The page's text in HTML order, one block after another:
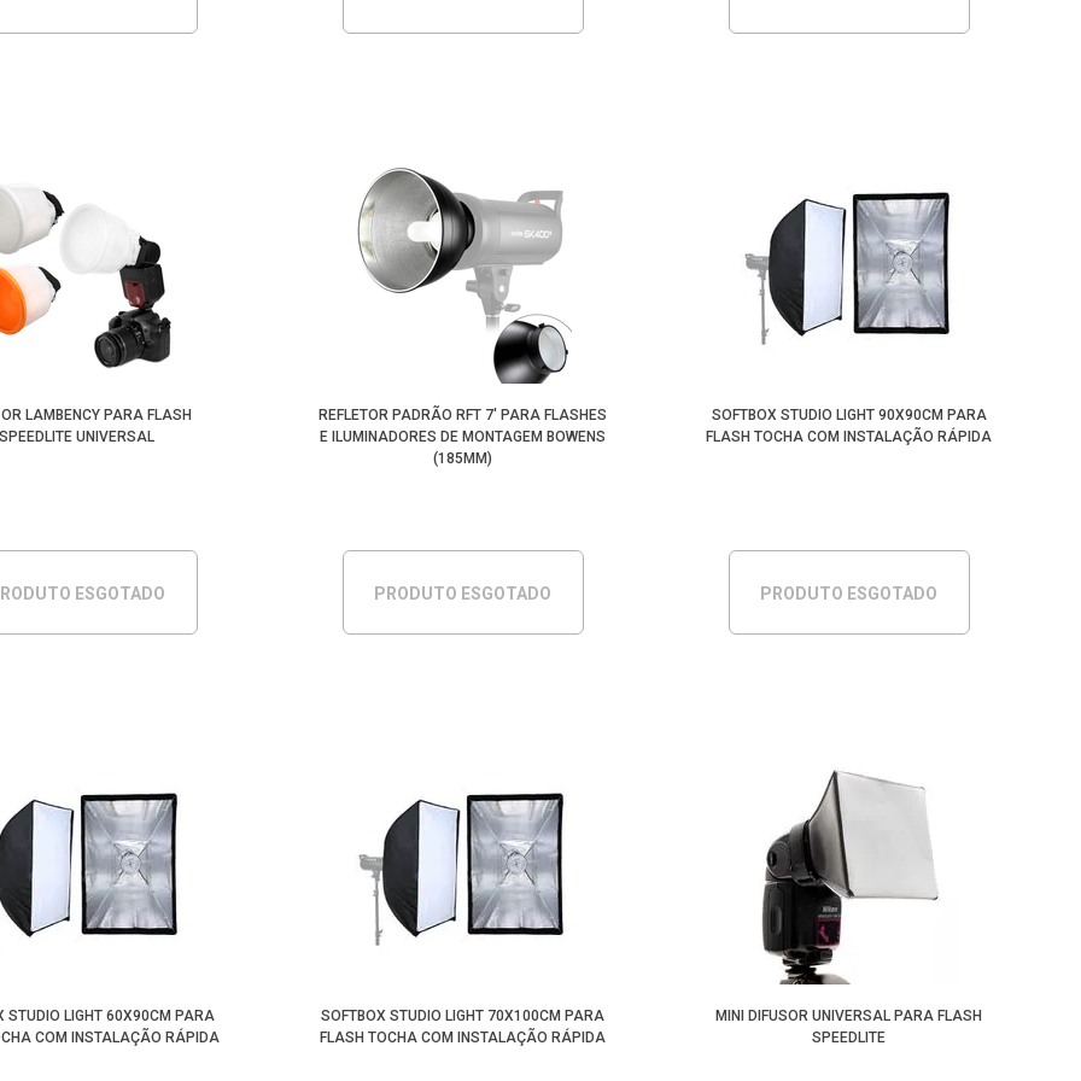
LAMBENCY PARA FLASH
SPEEDLITE UNIVERSAL
ESGOTADO
REFLETOR PADRÃO RFT 7' PARA FLASHES
E ILUMINADORES DE MONTAGEM BOWENS
(185MM)
PRODUTO ESGOTADO
SOFTBOX STUDIO LIGHT 90X90CM PARA
FLASH TOCHA COM INSTALAÇÃO RÁPIDA
PRODUTO ESGOTADO
STUDIO LIGHT 60X90CM PARA
COM INSTALAÇÃO RÁPIDA
SOFTBOX STUDIO LIGHT 70X100CM PARA
FLASH TOCHA COM INSTALAÇÃO RÁPIDA
MINI DIFUSOR UNIVERSAL PARA FLASH
SPEEDLITE